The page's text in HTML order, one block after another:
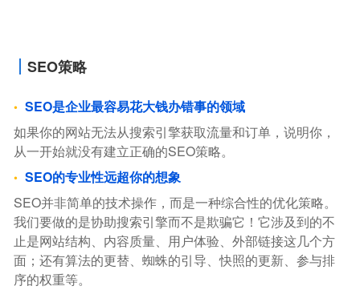
SEO策略
SEO是企业最容易花大钱办错事的领域
如果你的网站无法从搜索引擎获取流量和订单，说明你，
从一开始就没有建立正确的SEO策略。
SEO的专业性远超你的想象
SEO并非简单的技术操作，而是一种综合性的优化策略。
我们要做的是协助搜索引擎而不是欺骗它！它涉及到的不
止是网站结构、内容质量、用户体验、外部链接这几个方
面；还有算法的更替、蜘蛛的引导、快照的更新、参与排
序的权重等。